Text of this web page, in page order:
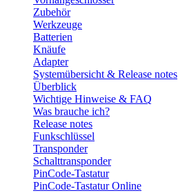
Zubehör
Werkzeuge
Batterien
Knäufe
Adapter
Systemübersicht & Release notes
Überblick
Wichtige Hinweise & FAQ
Was brauche ich?
Release notes
Funkschlüssel
Transponder
Schalttransponder
PinCode-Tastatur
PinCode-Tastatur Online